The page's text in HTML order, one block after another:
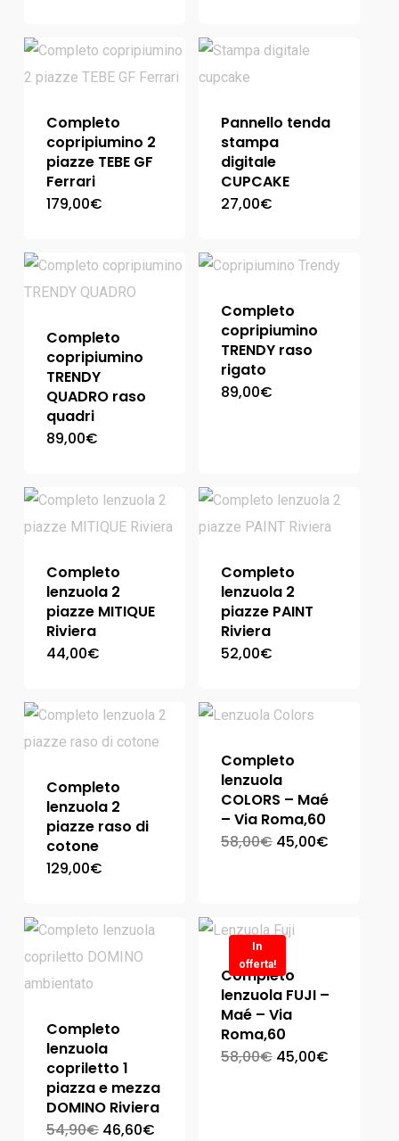
Completo
copripiumino 2
piazze TEBE GF
Ferrari
179,00€
Pannello tenda
stampa
digitale
CUPCAKE
27,00€
Completo
copripiumino
TRENDY
QUADRO raso
quadri
89,00€
Completo
copripiumino
TRENDY raso
rigato
89,00€
Completo
lenzuola 2
piazze MITIQUE
Riviera
44,00€
Completo
lenzuola 2
piazze PAINT
Riviera
52,00€
Completo
lenzuola 2
piazze raso di
cotone
129,00€
Completo
lenzuola
COLORS – Maé
– Via Roma,60
58,00€ 45,00€
In
offerta!
Completo
lenzuola
copriletto 1
piazza e mezza
DOMINO Riviera
54,90€ 46,60€
Completo
lenzuola FUJI –
Maé – Via
Roma,60
58,00€ 45,00€